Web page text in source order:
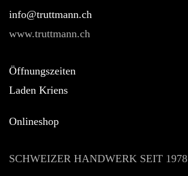
hc.nnamtturt@ofni
www.truttmann.ch
Öffnungszeiten
Laden Kriens
Onlineshop
SCHWEIZER HANDWERK SEIT 1978